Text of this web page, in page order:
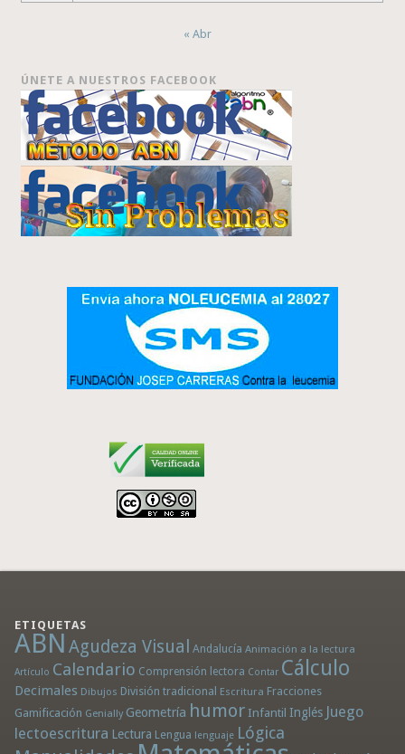
« Abr
ÚNETE A NUESTROS FACEBOOK
ETIQUETAS
ABN Agudeza Visual Andalucía Animación a la lectura
Artículo Calendario Comprensión lectora Contar Cálculo
Decimales Dibujos División tradicional Escritura Fracciones
Gamificación Genially Geometría humor Infantil Inglés Juego
lectoescritura Lectura Lengua lenguaje Lógica